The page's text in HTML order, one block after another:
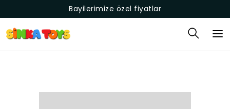
Bayilerimize özel fiyatlar